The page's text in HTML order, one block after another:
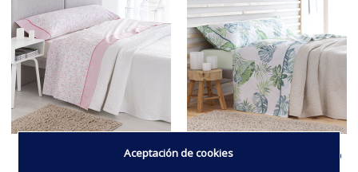
JUEGO SÁBANAS CLARA JUEGO SÁBANAS ACAPULCO
Aceptación de cookies